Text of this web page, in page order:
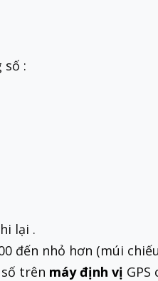
:
lại .
đến nhỏ hơn (múi
trên máy định vị